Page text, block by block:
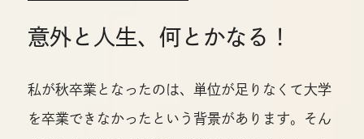
意外と人生、何とかなる！
私が秋卒業となったのは、単位が足りなくて大学
を卒業できなかったという背景があります。そん